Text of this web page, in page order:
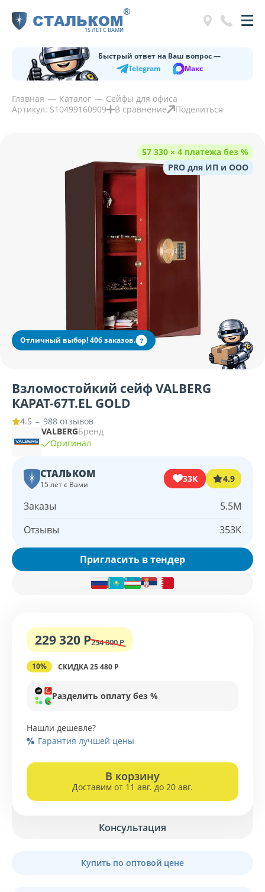
СТАЛЬКОМ
15 ЛЕТ С ВАМИ
®
Быстрый ответ на Ваш вопрос —
Telegram
Макс
Главная Каталог
Сейфы для офиса
Артикул: S10499160909
В сравнение Поделиться
57 330 × 4 платежа без %
PRO для ИП и ООО
Отличный выбор! 406 заказов. ?
Взломостойкий сейф VALBERG
КАРАТ-67Т.EL GOLD
4.5 – 988 отзывов
VALBERGБренд
Оригинал
СТАЛЬКОМ
15 лет с Вами
33K 4.9
Заказы
5.5M
Отзывы
353K
Пригласить в тендер
229 320 Р254 800 Р
10% СКИДКА 25 480 Р
Разделить оплату без %
Нашли дешевле?
Гарантия лучшей цены
В корзину
Доставим от 11 авг. до 20 авг.
Консультация
Купить по оптовой цене